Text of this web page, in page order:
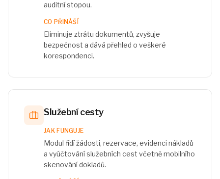
auditní stopou.
CO PŘINÁŠÍ
Eliminuje ztrátu dokumentů, zvyšuje
bezpečnost a dává přehled o veškeré
korespondenci.
Služební cesty
JAK FUNGUJE
Modul řídí žádosti, rezervace, evidenci nákladů
a vyúčtování služebních cest včetně mobilního
skenování dokladů.